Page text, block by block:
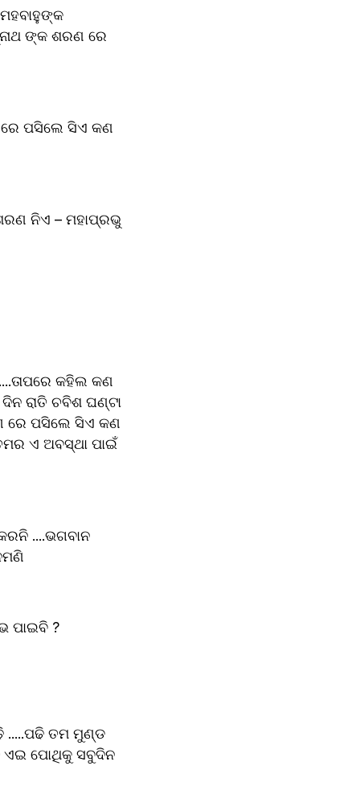
ଙ୍କ ଶରଣ ରେ
ନିଏ – ମହାପ୍ରଭୁ
କହିଲ କଣ
ରାତି ଚବିଶ ଘଣ୍ଟା
ରେ ପସିଲେ ସିଏ କଣ
ଏ ଅବସ୍ଥା ପାଇଁ
....ଭଗବାନ
ପାଇବି ?
ଏଇ ପୋଥିକୁ ସବୁଦିନ